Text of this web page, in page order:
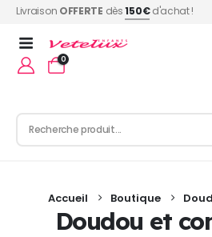
Livraison OFFERTE dès150€d'achat !
0
Accueil Boutique
Doudou et